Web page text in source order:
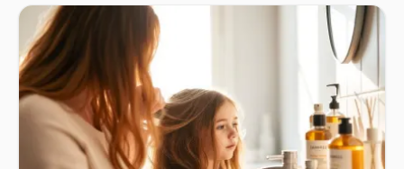
Festivals und Familien-Events.